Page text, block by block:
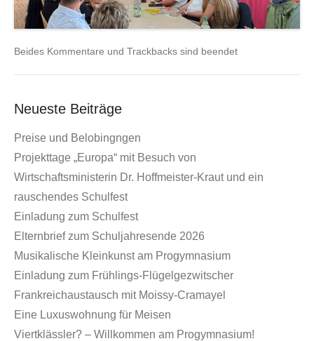
Beides Kommentare und Trackbacks sind beendet
Neueste Beiträge
Preise und Belobingngen
Projekttage „Europa“ mit Besuch von
Wirtschaftsministerin Dr. Hoffmeister-Kraut und ein
rauschendes Schulfest
Einladung zum Schulfest
Elternbrief zum Schuljahresende 2026
Musikalische Kleinkunst am Progymnasium
Einladung zum Frühlings-Flügelgezwitscher
Frankreichaustausch mit Moissy-Cramayel
Eine Luxuswohnung für Meisen
Viertklässler? – Willkommen am Progymnasium!